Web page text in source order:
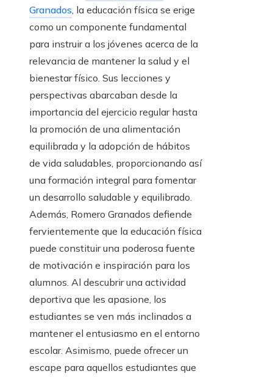
Granados, la educación física se erige
como un componente fundamental
para instruir a los jóvenes acerca de la
relevancia de mantener la salud y el
bienestar físico. Sus lecciones y
perspectivas abarcaban desde la
importancia del ejercicio regular hasta
la promoción de una alimentación
equilibrada y la adopción de hábitos
de vida saludables, proporcionando así
una formación integral para fomentar
un desarrollo saludable y equilibrado.
Además, Romero Granados defiende
fervientemente que la educación física
puede constituir una poderosa fuente
de motivación e inspiración para los
alumnos. Al descubrir una actividad
deportiva que les apasione, los
estudiantes se ven más inclinados a
mantener el entusiasmo en el entorno
escolar. Asimismo, puede ofrecer un
escape para aquellos estudiantes que